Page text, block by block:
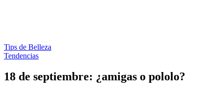
Tips de Belleza
Tendencias
18 de septiembre: ¿amigas o pololo?